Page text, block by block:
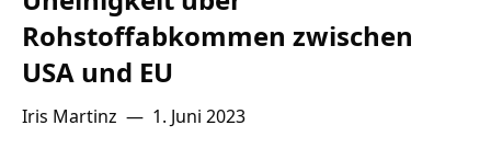
Rohstoffabkommen zwischen
USA und EU
Iris Martinz — 1. Juni 2023